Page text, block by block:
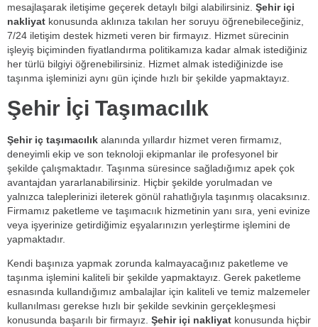
mesajlaşarak iletişime geçerek detaylı bilgi alabilirsiniz. Şehir içi
nakliyat konusunda aklınıza takılan her soruyu öğrenebileceğiniz,
7/24 iletişim destek hizmeti veren bir firmayız. Hizmet sürecinin
işleyiş biçiminden fiyatlandırma politikamıza kadar almak istediğiniz
her türlü bilgiyi öğrenebilirsiniz. Hizmet almak istediğinizde ise
taşınma işleminizi aynı gün içinde hızlı bir şekilde yapmaktayız.
Şehir İçi Taşımacılık
Şehir iç taşımacılık alanında yıllardır hizmet veren firmamız,
deneyimli ekip ve son teknoloji ekipmanlar ile profesyonel bir
şekilde çalışmaktadır. Taşınma süresince sağladığımız apek çok
avantajdan yararlanabilirsiniz. Hiçbir şekilde yorulmadan ve
yalnızca taleplerinizi ileterek gönül rahatlığıyla taşınmış olacaksınız.
Firmamız paketleme ve taşımacıık hizmetinin yanı sıra, yeni evinize
veya işyerinize getirdiğimiz eşyalarınızın yerleştirme işlemini de
yapmaktadır.
Kendi başınıza yapmak zorunda kalmayacağınız paketleme ve
taşınma işlemini kaliteli bir şekilde yapmaktayız. Gerek paketleme
esnasında kullandığımız ambalajlar için kaliteli ve temiz malzemeler
kullanılması gerekse hızlı bir şekilde sevkinin gerçekleşmesi
konusunda başarılı bir firmayız. Şehir içi nakliyat konusunda hiçbir